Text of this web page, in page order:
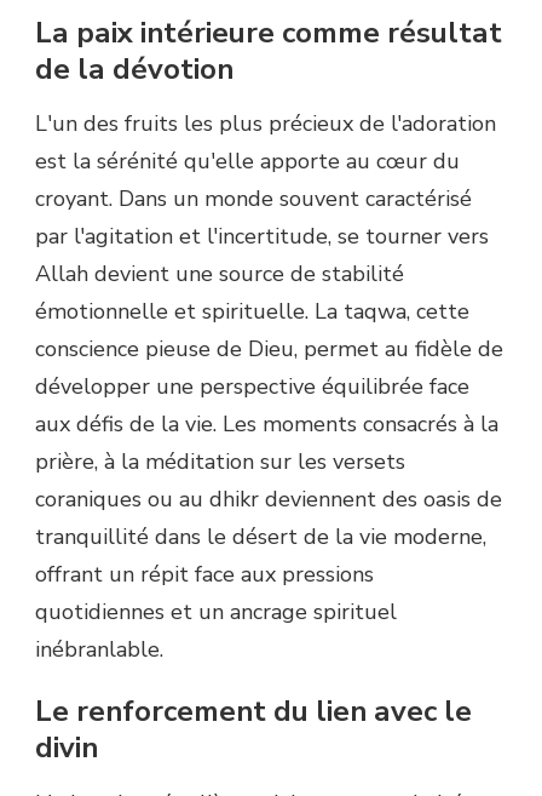
La paix intérieure comme résultat
de la dévotion
L'un des fruits les plus précieux de l'adoration
est la sérénité qu'elle apporte au cœur du
croyant. Dans un monde souvent caractérisé
par l'agitation et l'incertitude, se tourner vers
Allah devient une source de stabilité
émotionnelle et spirituelle. La taqwa, cette
conscience pieuse de Dieu, permet au fidèle de
développer une perspective équilibrée face
aux défis de la vie. Les moments consacrés à la
prière, à la méditation sur les versets
coraniques ou au dhikr deviennent des oasis de
tranquillité dans le désert de la vie moderne,
offrant un répit face aux pressions
quotidiennes et un ancrage spirituel
inébranlable.
Le renforcement du lien avec le
divin